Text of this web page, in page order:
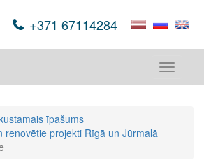
+371 67114284
Toggle
īpašums
renovētie projekti Rīgā un Jūrmalā